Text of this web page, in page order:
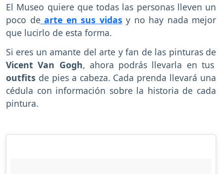
El Museo quiere que todas las personas lleven un
poco de arte en sus vidas y no hay nada mejor
que lucirlo de esta forma.
Si eres un amante del arte y fan de las pinturas de
Vicent Van Gogh, ahora podrás llevarla en tus
outfits de pies a cabeza. Cada prenda llevará una
cédula con información sobre la historia de cada
pintura.